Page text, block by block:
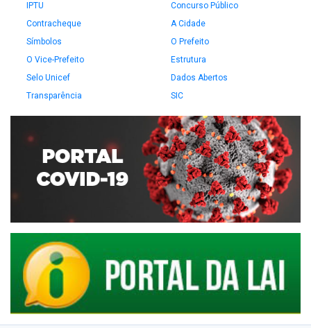
IPTU
Concurso Público
Contracheque
A Cidade
Símbolos
O Prefeito
O Vice-Prefeito
Estrutura
Selo Unicef
Dados Abertos
Transparência
SIC